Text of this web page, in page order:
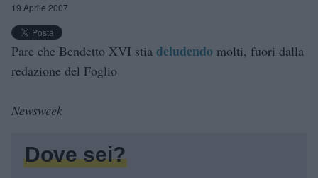
19 Aprile 2007
Pare che Bendetto XVI stia deludendo molti, fuori dalla
redazione del Foglio
Newsweek
Dove sei?